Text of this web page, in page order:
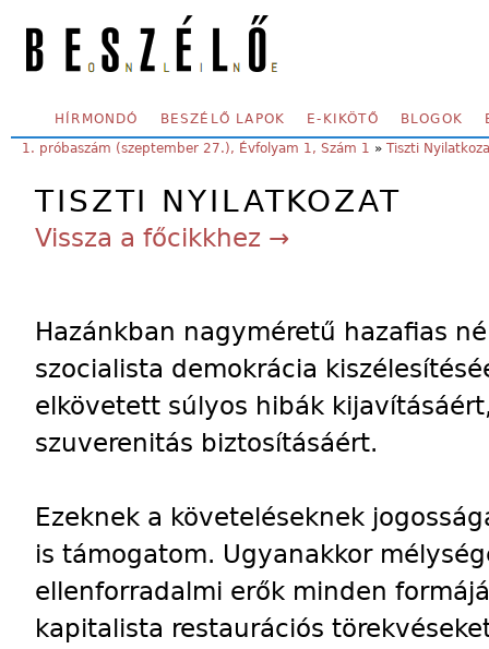
SECONDARY MENU
HÍRMONDÓ BESZÉLŐ LAPOK E-KIKÖTŐ BLOGOK
YOU ARE HERE:
1. próbaszám (szeptember 27.), Évfolyam 1, Szám 1 » Tiszti
TISZTI NYILATKOZAT
Vissza a főcikkhez →
Hazánkban nagyméretű hazafias
szocialista demokrácia
elkövetett súlyos hibák
szuverenitás biztosításáért.
Ezeknek a követeléseknek
is támogatom. Ugyanakkor
ellenforradalmi erők minden
kapitalista restaurációs